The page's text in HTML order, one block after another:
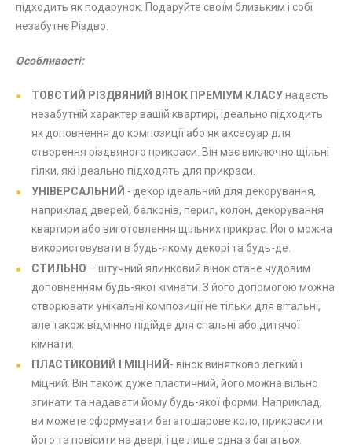
підходить як подарунок. Подаруйте своїм близьким і собі
незабутнє Різдво.
Особливості:
ТОВСТИЙ РІЗДВЯНИЙ ВІНОК ПРЕМІУМ КЛАСУнадасть
незабутній характер вашій квартирі, ідеально підходить
як доповнення до композиції або як аксесуар для
створення різдвяного прикраси. Він має виключно щільні
гілки, які ідеально підходять для прикраси.
УНІВЕРСАЛЬНИЙ - декор ідеальний для декорування,
наприклад дверей, балконів, перил, колон, декорування
квартири або виготовлення щільних прикрас. Його можна
використовувати в будь-якому декорі та будь-де.
СТИЛЬНО – штучний ялинковий вінок стане чудовим
доповненням будь-якої кімнати. З його допомогою можна
створювати унікальні композиції не тільки для вітальні,
але також відмінно підійде для спальні або дитячої
кімнати.
ПЛАСТИКОВИЙ І МІЦНИЙ - вінок винятково легкий і
міцний. Він також дуже пластичний, його можна вільно
згинати та надавати йому будь-якої форми. Наприклад,
ви можете сформувати багатошарове коло, прикрасити
його та повісити на двері, і це лише одна з багатьох